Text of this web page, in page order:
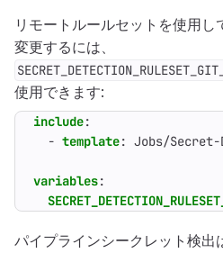
リモートルールセットを使用
変更するには、
使用できます:
include:
- template: Jobs/
variables:
パイプラインシークレット検出